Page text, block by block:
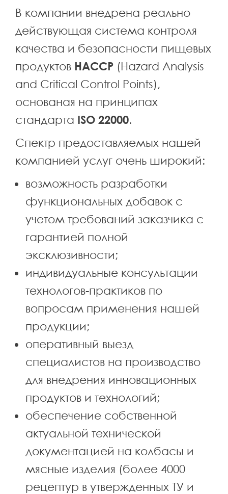
В компании внедрена реально
действующая система контроля
качества и безопасности пищевых
продуктов НАССР (Hazard Analysis
and Critical Control Points),
основаная на принципах
стандарта ISO 22000.
Спектр предоставляемых нашей
компанией услуг очень широкий:
возможность разработки
функциональных добавок с
учетом требований заказчика с
гарантией полной
эксклюзивности;
индивидуальные консультации
технологов-практиков по
вопросам применения нашей
продукции;
оперативный выезд
специалистов на производство
для внедрения инновационных
продуктов и технологий;
обеспечение собственной
актуальной технической
документацией на колбасы и
мясные изделия (более 4000
рецептур в утвержденных ТУ и